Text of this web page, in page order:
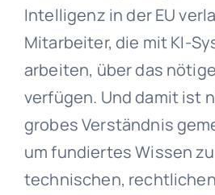
Intelligenz in der EU
Mitarbeiter, die mit KI-
arbeiten, über das
verfügen. Und damit ist
grobes Verständnis
um fundiertes Wissen
technischen,